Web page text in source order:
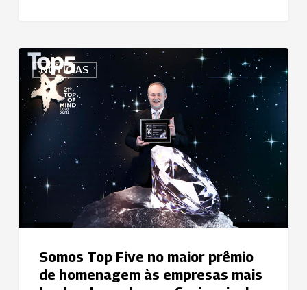
NOTÍCIAS
Somos
Top
Five
no
maior
homenagem
empresas
lembradas
pelos
Somos Top Five no maior prêmio
de homenagem às empresas mais